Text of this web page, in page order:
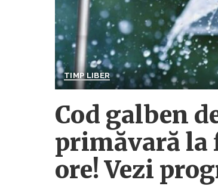
TIMP LIBER
Cod galben
primăvară la
ore! Vezi